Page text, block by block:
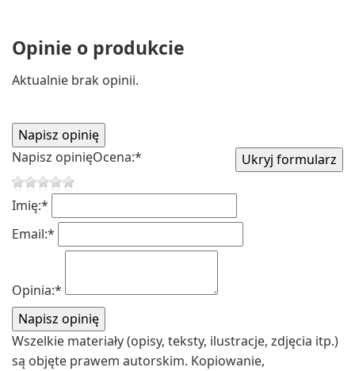
Opinie o produkcie
Aktualnie brak opinii.
Napisz opinięOcena:*
Imię:*
Email:*
Opinia:*
Wszelkie materiały (opisy, teksty, ilustracje, zdjęcia itp.)
są objęte prawem autorskim. Kopiowanie,